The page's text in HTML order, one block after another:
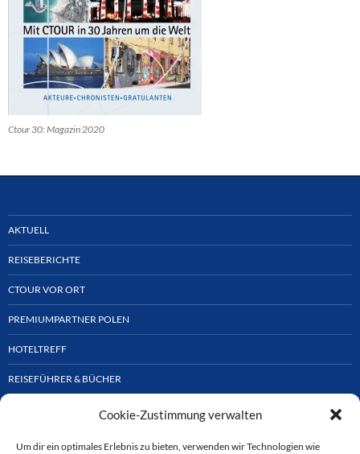
Cookie-Zustimmung verwalten
Um dir ein optimales Erlebnis zu bieten, verwenden wir Technologien wie
Ctour 30: Magazin 2020
AKTUELL
REISEBERICHTE
CTOUR VOR ORT
PREMIUMPARTNER POLEN
HOTELTREFF
REISEFÜHRER & BÜCHER
O-TÖNE RUND UMS REISEN